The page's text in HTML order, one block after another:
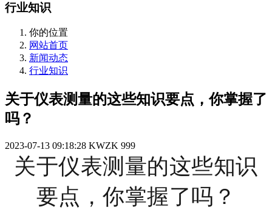
行业知识
你的位置
网站首页
新闻动态
行业知识
关于仪表测量的这些知识要点，你掌握了
吗？
2023-07-13 09:18:28 KWZK 999
关于仪表测量的这些知识
要点，你掌握了吗？